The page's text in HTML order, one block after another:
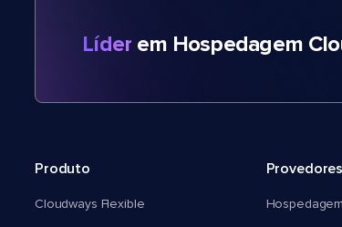
Líder em Hospedagem
Produto
Cloudways Flexible